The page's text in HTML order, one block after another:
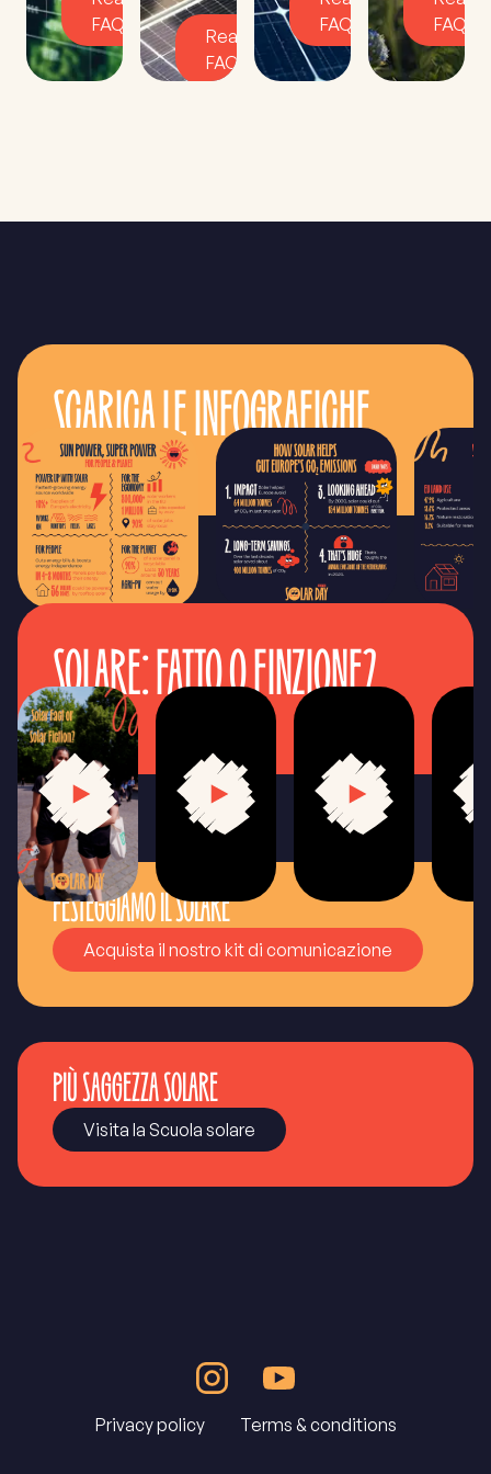
FAQ
Read
FAQ
FAQ
FAQ
SCARICA LE INFOGRAFICHE
SOLARE: FATTO O FINZIONE?
FESTEGGIAMO IL SOLARE
Acquista il nostro kit di comunicazione
PIÙ SAGGEZZA SOLARE
Visita la Scuola solare
Privacy policy Terms & conditions